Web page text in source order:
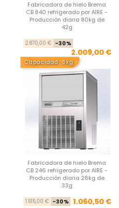
base
Fabricadora de hielo Brema
CB 840 refrigerado por AIRE -
Producción diaria 80kg de
42g
2.870,00 € -30%
2.009,00 €
base
Capacidad: 6kg
Fabricadora de hielo Brema
CB 246 refrigerado por AIRE -
Producción diaria 26kg de
33g
1.515,00 € -30% 1.060,50 €